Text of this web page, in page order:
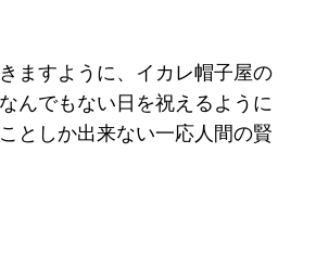
ますように、イカレ帽子屋の
んでもない日を祝えるように
としか出来ない一応人間の賢